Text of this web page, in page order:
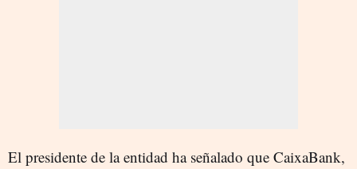
El presidente de la entidad ha señalado que CaixaBank,